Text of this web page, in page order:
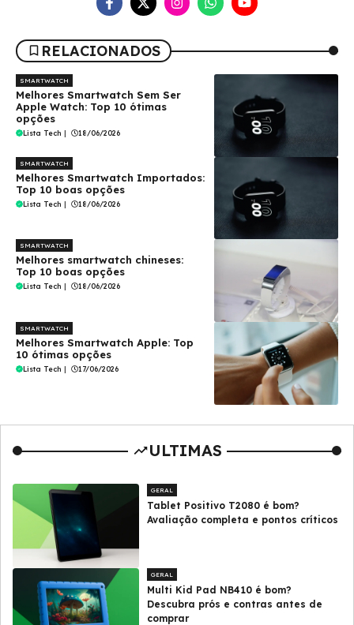
RELACIONADOS
SMARTWATCH
Melhores Smartwatch Sem Ser
Apple Watch: Top 10 ótimas
opções
Lista Tech | 18/06/2026
SMARTWATCH
Melhores Smartwatch Importados:
Top 10 boas opções
Lista Tech | 18/06/2026
SMARTWATCH
Melhores smartwatch chineses:
Top 10 boas opções
Lista Tech | 18/06/2026
SMARTWATCH
Melhores Smartwatch Apple: Top
10 ótimas opções
Lista Tech | 17/06/2026
ULTIMAS
GERAL
Tablet Positivo T2080 é bom?
Avaliação completa e pontos críticos
GERAL
Multi Kid Pad NB410 é bom?
Descubra prós e contras antes de
comprar